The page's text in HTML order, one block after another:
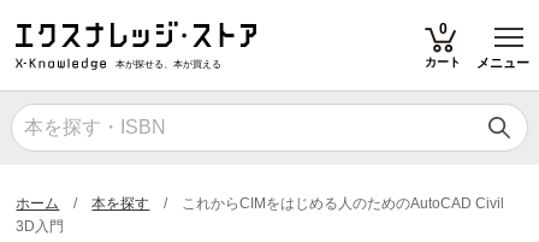
本が探せる、本が買える
0
カート メニュー
ホーム 本を探す
これからCIMをはじめる人のためのAutoCAD Civil
3D入門